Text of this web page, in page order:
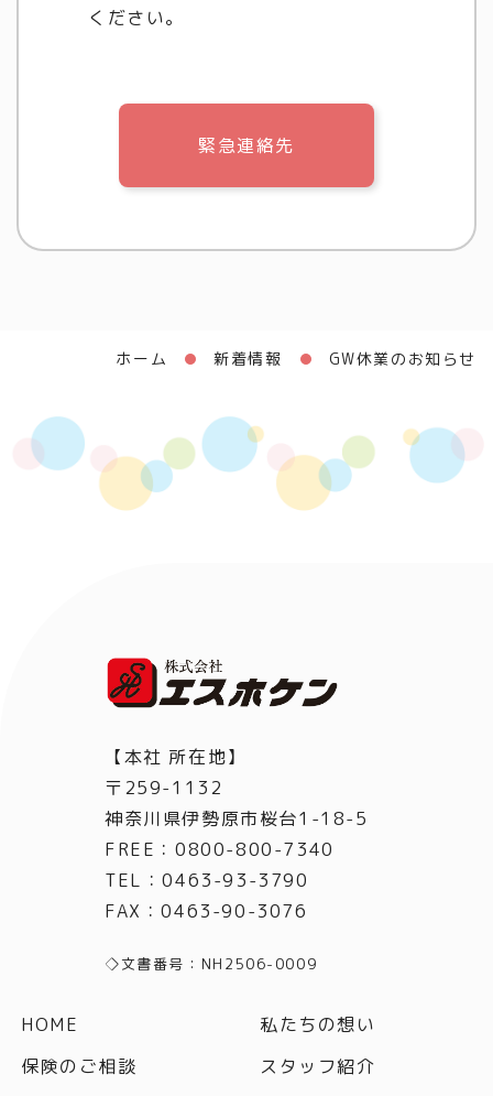
ください。
緊急連絡先
ホーム 新着情報 GW休業のお知らせ
【本社 所在地】
〒259-1132
神奈川県伊勢原市桜台1-18-5
FREE：0800-800-7340
TEL ：0463-93-3790
FAX ：0463-90-3076
◇文書番号：NH2506-0009
HOME
私たちの想い
保険のご相談
スタッフ紹介